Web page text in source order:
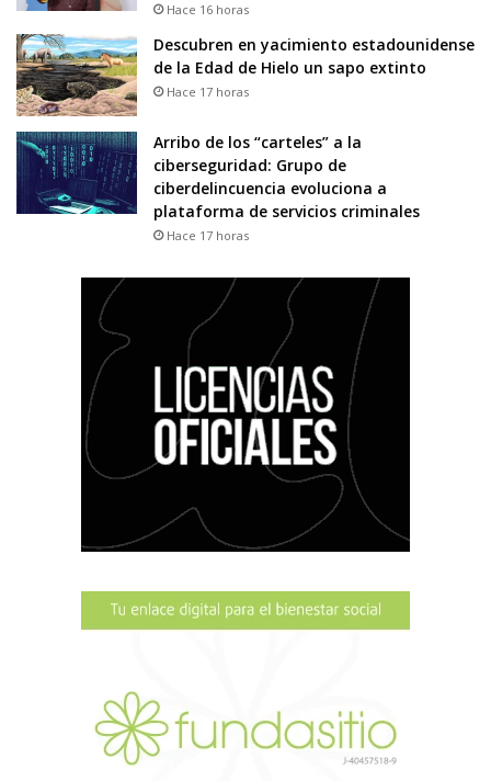
Hace 16 horas
Descubren en yacimiento estadounidense
de la Edad de Hielo un sapo extinto
Hace 17 horas
Arribo de los “carteles” a la
ciberseguridad: Grupo de
ciberdelincuencia evoluciona a
plataforma de servicios criminales
Hace 17 horas